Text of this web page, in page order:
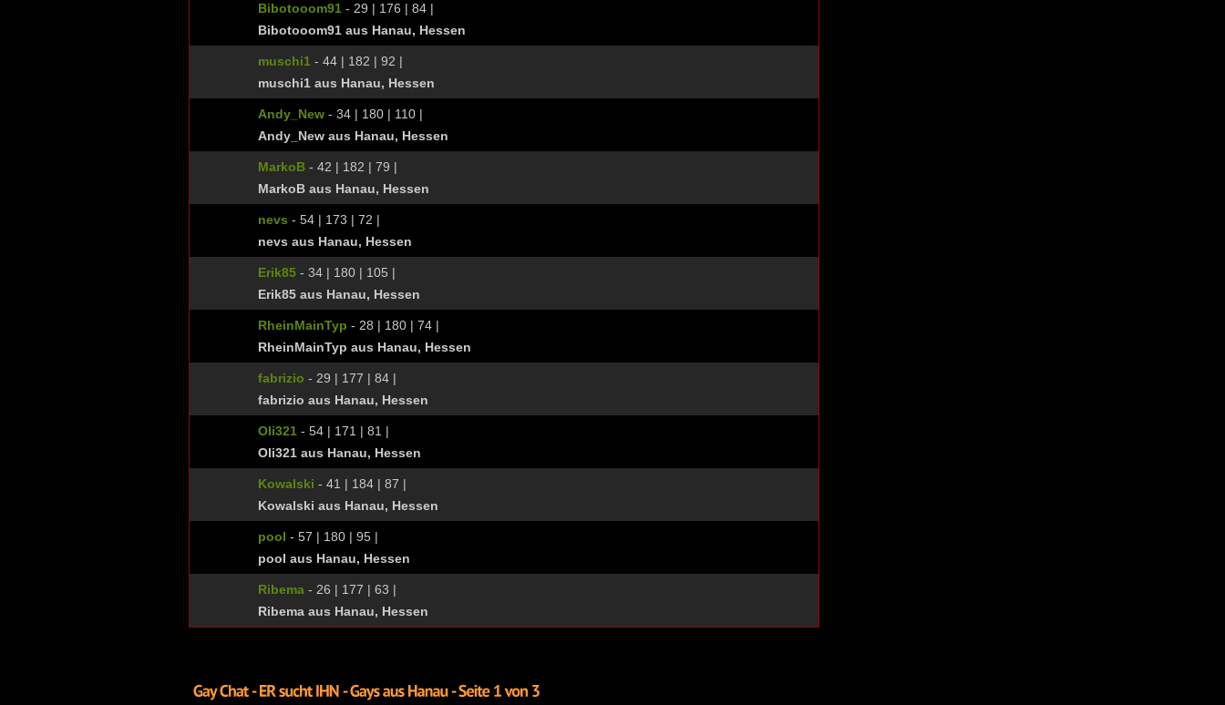
Bibotooom91 - 29 | 176 | 84 |
Bibotooom91 aus Hanau, Hessen
muschi1 - 44 | 182 | 92 |
muschi1 aus Hanau, Hessen
Andy_New - 34 | 180 | 110 |
Andy_New aus Hanau, Hessen
MarkoB - 42 | 182 | 79 |
MarkoB aus Hanau, Hessen
nevs - 54 | 173 | 72 |
nevs aus Hanau, Hessen
Erik85 - 34 | 180 | 105 |
Erik85 aus Hanau, Hessen
RheinMainTyp - 28 | 180 | 74 |
RheinMainTyp aus Hanau, Hessen
fabrizio - 29 | 177 | 84 |
fabrizio aus Hanau, Hessen
Oli321 - 54 | 171 | 81 |
Oli321 aus Hanau, Hessen
Kowalski - 41 | 184 | 87 |
Kowalski aus Hanau, Hessen
pool - 57 | 180 | 95 |
pool aus Hanau, Hessen
Ribema - 26 | 177 | 63 |
Ribema aus Hanau, Hessen